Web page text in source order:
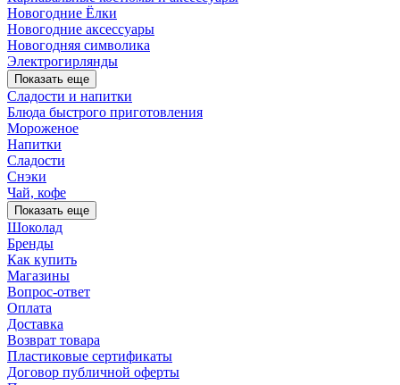
Новогодние Ёлки
Новогодние аксессуары
Новогодняя символика
Электрогирлянды
Показать еще
Сладости и напитки
Блюда быстрого приготовления
Мороженое
Напитки
Сладости
Снэки
Чай, кофе
Показать еще
Шоколад
Бренды
Как купить
Магазины
Вопрос-ответ
Оплата
Доставка
Возврат товара
Пластиковые сертификаты
Договор публичной оферты